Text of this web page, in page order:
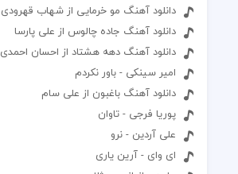
دانلود آهنگ مو خرمایی از شهاب قهرودی
دانلود آهنگ جاده چالوس از علی پارسا
دانلود آهنگ دهه هشتاد از احسان احمدی
امیر سینکی - باور نکردم
دانلود آهنگ باغبون از علی سام
پوریا فرجی - تاوان
علی آردین - نرو
ای وای - آرین یاری